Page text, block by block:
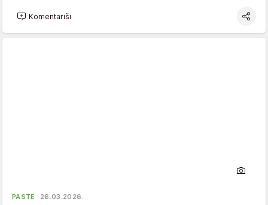
Komentariši
PASTE 26.03.2026.